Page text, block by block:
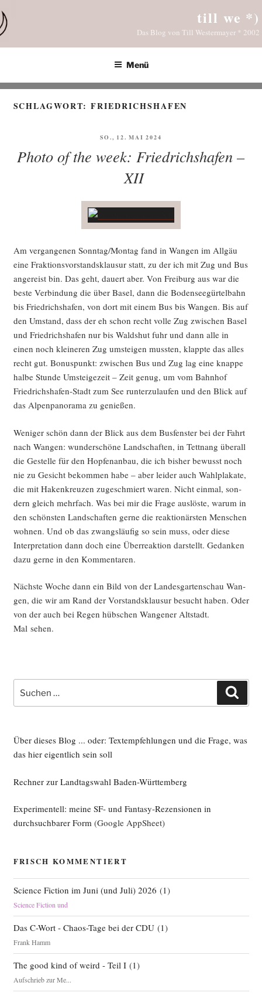
Inhalt
springen
till we *)
Das Blog von Till Westermayer * 2002
Menü
SCHLAGWORT:FRIEDRICHSHAFEN
VERÖFFENTLICHT
SO., 12. MAI 2024
Photo of the week: Friedrichshafen –
XII
Am ver­gan­ge­nen Sonntag/Montag fand in Wan­gen im All­gäu
eine Frak­ti­ons­vor­stands­klau­sur statt, zu der ich mit Zug und Bus
ange­reist bin. Das geht, dau­ert aber. Von Frei­burg aus war die
bes­te Ver­bin­dung die über Basel, dann die Boden­see­gür­tel­bahn
bis Fried­richs­ha­fen, von dort mit einem Bus bis Wan­gen. Bis auf
den Umstand, dass der eh schon recht vol­le Zug zwi­schen Basel
und Fried­richs­ha­fen nur bis Walds­hut fuhr und dann alle in
einen noch klei­ne­ren Zug umstei­gen muss­ten, klapp­te das alles
recht gut. Bonus­punkt: zwi­schen Bus und Zug lag eine knap­pe
hal­be Stun­de Umstei­ge­zeit – Zeit genug, um vom Bahn­hof
Fried­richs­ha­fen-Stadt zum See run­ter­zu­lau­fen und den Blick auf
das Alpen­pan­ora­ma zu genießen.
Weni­ger schön dann der Blick aus dem Bus­fens­ter bei der Fahrt
nach Wan­gen: wun­der­schö­ne Land­schaf­ten, in Tett­nang über­all
die Gestel­le für den Hop­fen­an­bau, die ich bis­her bewusst noch
nie zu Gesicht bekom­men habe – aber lei­der auch Wahl­pla­ka­te,
die mit Haken­kreu­zen zuge­schmiert waren. Nicht ein­mal, son­
dern gleich mehr­fach. Was bei mir die Fra­ge aus­lös­te, war­um in
den schöns­ten Land­schaf­ten ger­ne die reak­tio­närs­ten Men­schen
woh­nen. Und ob das zwangs­läu­fig so sein muss, oder die­se
Inter­pre­ta­ti­on dann doch eine Über­re­ak­ti­on dar­stellt. Gedan­ken
dazu ger­ne in den Kommentaren.
Nächs­te Woche dann ein Bild von der Lan­des­gar­ten­schau Wan­
gen, die wir am Rand der Vor­stands­klau­sur besucht haben. Oder
von der auch bei Regen hüb­schen Wan­ge­ner Alt­stadt.
Mal sehen.
nach:
Über dieses Blog ... oder: Textempfehlungen und die Frage, was
das hier eigentlich sein soll
Rechner zur Landtagswahl Baden-Württemberg
Experimentell: meine SF- und Fantasy-Rezensionen in
durchsuchbarer Form(Google AppSheet)
FRISCH KOMMENTIERT
Science Fiction im Juni (und Juli) 2026 (1)
Science Fiction und
Das C-Wort - Chaos-Tage bei der CDU(1)
Frank Hamm
The good kind of weird - Teil I(1)
Aufschrieb zur Me...